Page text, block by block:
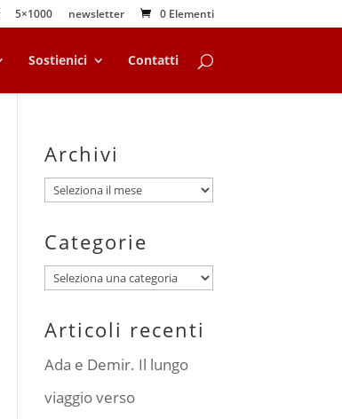
5×1000 newsletter 0 Elementi
Sostienici Contatti
Archivi
Archivi
Categorie
Categorie
Articoli recenti
Ada e Demir. Il lungo
viaggio verso